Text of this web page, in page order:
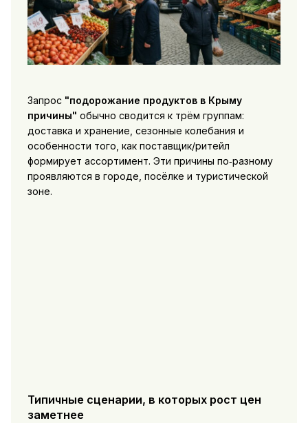
Запрос "подорожание продуктов в Крыму
причины" обычно сводится к трём группам:
доставка и хранение, сезонные колебания и
особенности того, как поставщик/ритейл
формирует ассортимент. Эти причины по‑разному
проявляются в городе, посёлке и туристической
зоне.
Типичные сценарии, в которых рост цен
заметнее